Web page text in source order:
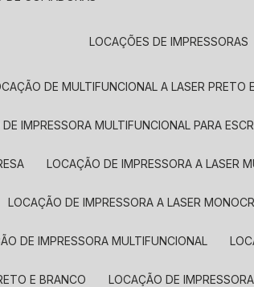
LOCAÇÕES DE IMPRESSORAS
DE MULTIFUNCIONAL A LASER PRETO
DE IMPRESSORA MULTIFUNCIONAL PARA
LOCAÇÃO DE IMPRESSORA A LASER
LOCAÇÃO DE IMPRESSORA A LASER
DE IMPRESSORA MULTIFUNCIONAL
E BRANCO LOCAÇÃO DE